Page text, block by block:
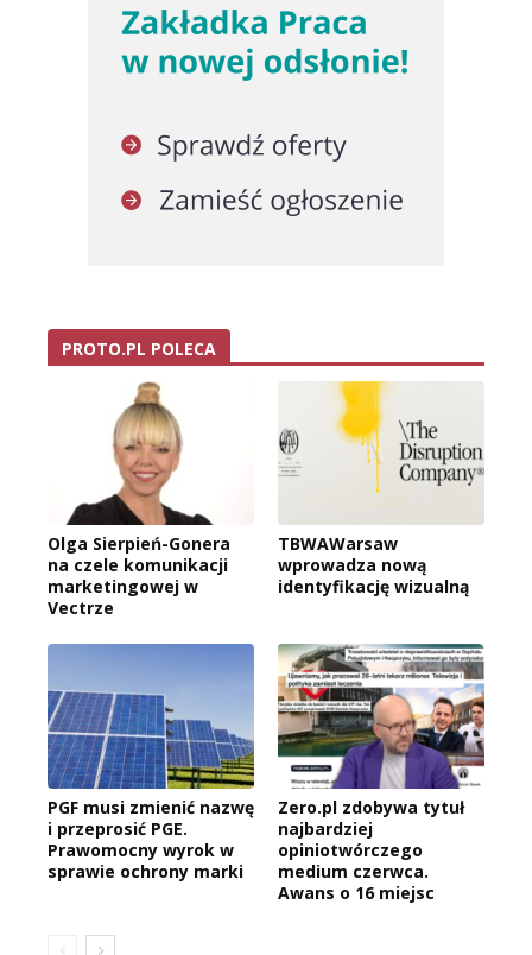
PROTO.PL POLECA
Olga Sierpień-Gonera
na czele komunikacji
marketingowej w
Vectrze
TBWAWarsaw
wprowadza nową
identyfikację wizualną
PGF musi zmienić nazwę
i przeprosić PGE.
Prawomocny wyrok w
sprawie ochrony marki
Zero.pl zdobywa tytuł
najbardziej
opiniotwórczego
medium czerwca.
Awans o 16 miejsc